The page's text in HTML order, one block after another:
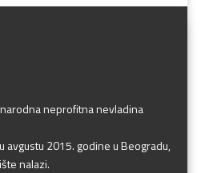
neprofitna nevladina
avgustu 2015. godine u Beogradu,
nalazi.